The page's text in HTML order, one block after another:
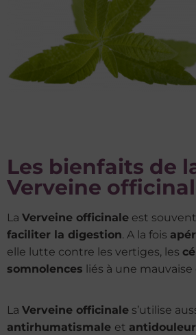
Les bienfaits de
Verveine
La Verveine officinale est
faciliter la digestion. A la fois
elle lutte contre les vertiges, les
somnolences liés à une
La Verveine officinale s’utilise
antirhumatismale et